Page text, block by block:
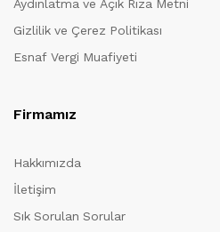
Aydınlatma ve Açık Rıza Metni
Gizlilik ve Çerez Politikası
Esnaf Vergi Muafiyeti
Firmamız
Hakkımızda
İletişim
Sık Sorulan Sorular